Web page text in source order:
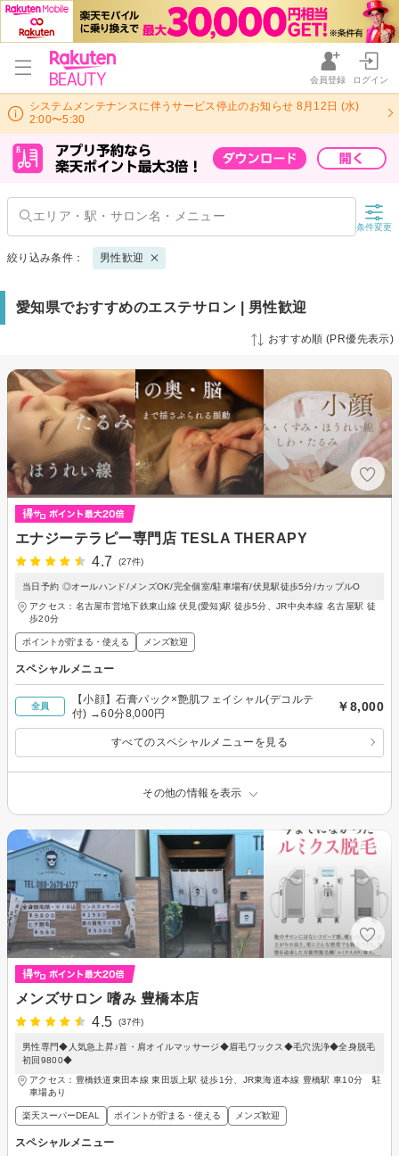
会員登録 ログイン
システムメンテナンスに伴うサービス停止のお知らせ 8月12日 (水)
2:00〜5:30
条件変更
絞り込み条件： 男性歓迎
愛知県でおすすめのエステサロン | 男性歓迎
おすすめ順 (PR優先表示)
エナジーテラピー専門店 TESLA THERAPY
4.7
(27件)
当日予約 ◎オールハンド/メンズOK/完全個室/駐車場有/伏見駅徒歩5分/カップルO
アクセス：名古屋市営地下鉄東山線 伏見(愛知)駅 徒歩5分、JR中央本線 名古屋駅 徒
歩20分
ポイントが貯まる・使える メンズ歓迎
スペシャルメニュー
全員
【小顔】石膏パック×艶肌フェイシャル(デコルテ
付) →60分8,000円
￥8,000
すべてのスペシャルメニューを見る
その他の情報を表示
メンズサロン 嗜み 豊橋本店
4.5
(37件)
男性専門◆人気急上昇♪首・肩オイルマッサージ◆眉毛ワックス◆毛穴洗浄◆全身脱毛
初回9800◆
アクセス：豊橋鉄道東田本線 東田坂上駅 徒歩1分、JR東海道本線 豊橋駅 車10分 駐
車場あり
楽天スーパーDEAL ポイントが貯まる・使える メンズ歓迎
スペシャルメニュー